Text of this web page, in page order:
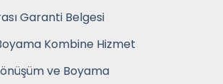
Garanti Belgesi
Kombine Hizmet
ve Boyama